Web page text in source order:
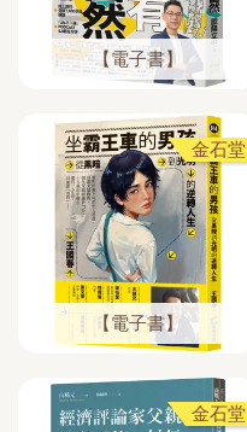
【電子書】
金石堂
【電子書】
金石堂